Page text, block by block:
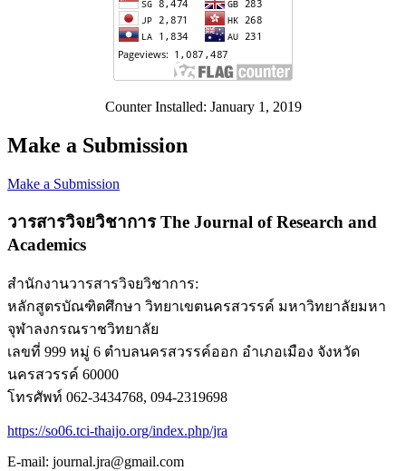
Counter Installed: January 1, 2019
Make a Submission
Make a Submission
วารสารวิจยวิชาการThe Journal of Research and
Academics
สำนักงานวารสารวิจยวิชาการ:
หลักสูตรบัณฑิตศึกษา วิทยาเขตนครสวรรค์ มหาวิทยาลัยมหา
จุฬาลงกรณราชวิทยาลัย
เลขที่ 999 หมู่ 6 ตำบลนครสวรรค์ออก อำเภอเมือง จังหวัด
นครสวรรค์ 60000
โทรศัพท์ 062-3434768, 094-2319698
https://so06.tci-thaijo.org/index.php/jra
E-mail: journal.jra@gmail.com